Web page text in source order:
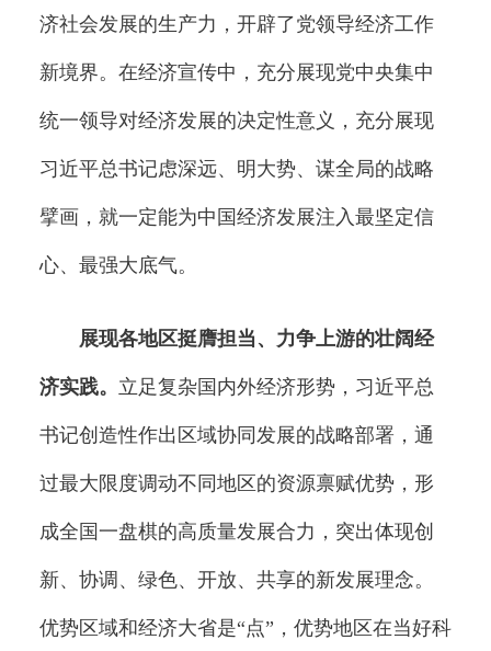
济社会发展的生产力，开辟了党领导经济工作
新境界。在经济宣传中，充分展现党中央集中
统一领导对经济发展的决定性意义，充分展现
习近平总书记虑深远、明大势、谋全局的战略
擘画，就一定能为中国经济发展注入最坚定信
心、最强大底气。
展现各地区挺膺担当、力争上游的壮阔经
济实践。 立足复杂国内外经济形势，习近平总
书记创造性作出区域协同发展的战略部署，通
过最大限度调动不同地区的资源禀赋优势，形
成全国一盘棋的高质量发展合力，突出体现创
新、协调、绿色、开放、共享的新发展理念。
优势区域和经济大省是“点”，优势地区在当好科